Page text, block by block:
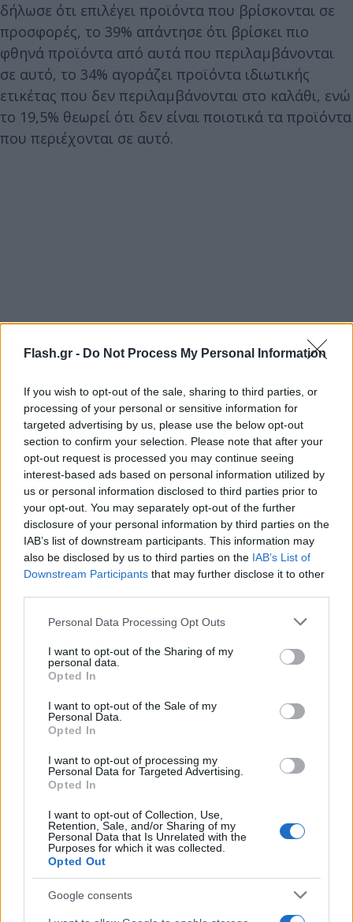
Flash.gr - Do Not Process My Personal Information
If you wish to opt-out of the sale, sharing to third parties, or
processing of your personal or sensitive information for
targeted advertising by us, please use the below opt-out
section to confirm your selection. Please note that after your
opt-out request is processed you may continue seeing
interest-based ads based on personal information utilized by
us or personal information disclosed to third parties prior to
your opt-out. You may separately opt-out of the further
disclosure of your personal information by third parties on the
IAB’s list of downstream participants. This information may
also be disclosed by us to third parties on the IAB’s List of
Downstream Participants that may further disclose it to other
Please note that this website/app uses one or more Google
not limited to your visit or usage behaviour. You may click to
grant or deny consent to Google and its third-party tags to
use your data for below specified purposes in below Google
consent section.
Personal Data Processing Opt Outs
I want to opt-out of the Sharing of my
personal data.
Opted In
I want to opt-out of the Sale of my
Personal Data.
Opted In
I want to opt-out of processing my
Personal Data for Targeted Advertising.
Opted In
I want to opt-out of Collection, Use,
Retention, Sale, and/or Sharing of my
Personal Data that Is Unrelated with the
Purposes for which it was collected.
Opted Out
Google consents
δήλωσε ότι επιλέγει προϊόντα που βρίσκονται σε
προσφορές, το 39% απάντησε ότι βρίσκει πιο
φθηνά προϊόντα από αυτά που περιλαμβάνονται
σε αυτό, το 34% αγοράζει προϊόντα ιδιωτικής
ετικέτας που δεν περιλαμβάνονται στο καλάθι, ενώ
το 19,5% θεωρεί ότι δεν είναι ποιοτικά τα προϊόντα
που περιέχονται σε αυτό.
Η ένωση σημειώνει ότι η απογοήτευση των
καταναλωτών γενικά για το μέτρο του καλαθιού
συμπυκνώνεται και στην απάντηση που έδωσαν
χρήση του καλαθιού. Το 40,2% δήλωσε καθόλου, το
37% λίγο, ενώ πολύ ή πάρα πολύ δηλώνει μόλις το
Επιπλέον, χαρακτηρίζει αξιοσημείωτο ότι, την
περίοδο των εορτών, η συντριπτική πλειοψηφία
των ερωτηθέντων της έρευνας (83,2%) δήλωσε πως